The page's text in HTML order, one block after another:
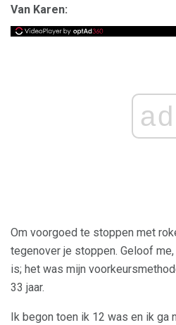
Van Karen:
ad
Om voorgoed te stoppen met
tegenover je stoppen. Geloof
is; het was mijn
33 jaar.
Ik begon toen ik 12 was en ik ga